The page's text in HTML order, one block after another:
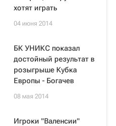
хотят играть
04 июня 2014
БК УНИКС показал
достойный результат в
розыгрыше Кубка
Европы - Богачев
08 мая 2014
Игроки "Валенсии"